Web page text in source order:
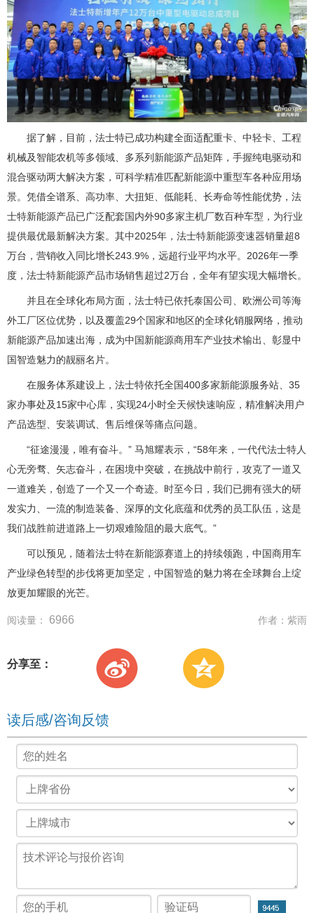
据了解，目前，法士特已成功构建全面适配重卡、中轻卡、工程
机械及智能农机等多领域、多系列新能源产品矩阵，手握纯电驱动和
混合驱动两大解决方案，可科学精准匹配新能源中重型车各种应用场
景。凭借全谱系、高功率、大扭矩、低能耗、长寿命等性能优势，法
士特新能源产品已广泛配套国内外90多家主机厂数百种车型，为行业
提供最优最新解决方案。其中2025年，法士特新能源变速器销量超8
万台，营销收入同比增长243.9%，远超行业平均水平。2026年一季
度，法士特新能源产品市场销售超过2万台，全年有望实现大幅增长。
并且在全球化布局方面，法士特已依托泰国公司、欧洲公司等海
外工厂区位优势，以及覆盖29个国家和地区的全球化销服网络，推动
新能源产品加速出海，成为中国新能源商用车产业技术输出、彰显中
国智造魅力的靓丽名片。
在服务体系建设上，法士特依托全国400多家新能源服务站、35
家办事处及15家中心库，实现24小时全天候快速响应，精准解决用户
产品选型、安装调试、售后维保等痛点问题。
“征途漫漫，唯有奋斗。” 马旭耀表示，“58年来，一代代法士特人
心无旁骛、矢志奋斗，在困境中突破，在挑战中前行，攻克了一道又
一道难关，创造了一个又一个奇迹。时至今日，我们已拥有强大的研
发实力、一流的制造装备、深厚的文化底蕴和优秀的员工队伍，这是
我们战胜前进道路上一切艰难险阻的最大底气。”
可以预见，随着法士特在新能源赛道上的持续领跑，中国商用车
产业绿色转型的步伐将更加坚定，中国智造的魅力将在全球舞台上绽
放更加耀眼的光芒。
阅读量： 6966 作者： 紫雨
分享至：
读后感/咨询反馈